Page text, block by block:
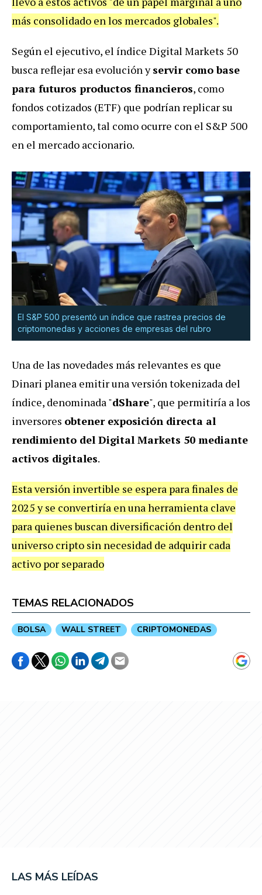
más consolidado en los mercados globales".
Según el ejecutivo, el índice Digital Markets 50
busca reflejar esa evolución yservir como base
para futuros productos financieros, como
fondos cotizados (ETF) que podrían replicar su
comportamiento, tal como ocurre con el S&P 500
en el mercado accionario.
El S&P 500 presentó un índice que rastrea precios de
criptomonedas y acciones de empresas del rubro
Una de las novedades más relevantes es que
Dinari planea emitir una versión tokenizada del
índice, denominada "dShare", que permitiría a los
inversores obtener exposición directa al
rendimiento del Digital Markets 50 mediante
activos digitales.
Esta versión invertible se espera para finales de
2025 y se convertiría en una herramienta clave
para quienes buscan diversificación dentro del
universo cripto sin necesidad de adquirir cada
activo por separado
TEMAS RELACIONADOS
BOLSA WALL STREET CRIPTOMONEDAS
LAS MÁS LEÍDAS